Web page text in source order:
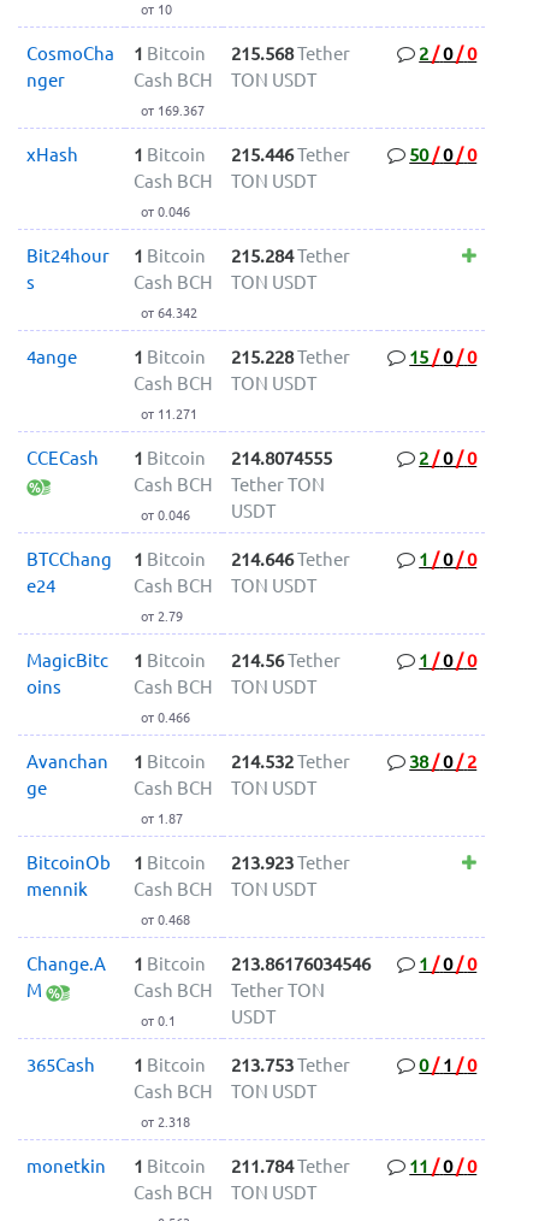
от 10
CosmoCha
nger
1 Bitcoin
Cash BCH
от 169.367
215.568Tether
TON USDT
2/0/0
xHash 1 Bitcoin
Cash BCH
от 0.046
215.446Tether
TON USDT
50/0/0
Bit24hour
s
1 Bitcoin
Cash BCH
от 64.342
215.284Tether
TON USDT
4ange 1 Bitcoin
Cash BCH
от 11.271
215.228Tether
TON USDT
15/0/0
CCECash 1 Bitcoin
Cash BCH
от 0.046
214.8074555
Tether TON
USDT
2/0/0
BTCChang
e24
1 Bitcoin
Cash BCH
от 2.79
214.646Tether
TON USDT
1/0/0
MagicBitc
oins
1 Bitcoin
Cash BCH
от 0.466
214.56Tether
TON USDT
1/0/0
Avanchan
ge
1 Bitcoin
Cash BCH
от 1.87
214.532Tether
TON USDT
38/0/ 2
BitcoinOb
mennik
1 Bitcoin
Cash BCH
от 0.468
213.923Tether
TON USDT
Change.A
M
1 Bitcoin
Cash BCH
от 0.1
213.86176034546
Tether TON
USDT
1/0/0
365Cash 1 Bitcoin
Cash BCH
от 2.318
213.753Tether
TON USDT
0/ 1/0
monetkin 1 Bitcoin
Cash BCH
211.784Tether
TON USDT
11/0/0